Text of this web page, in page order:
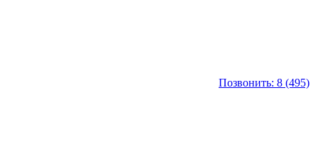
Позвонить: 8 (495)